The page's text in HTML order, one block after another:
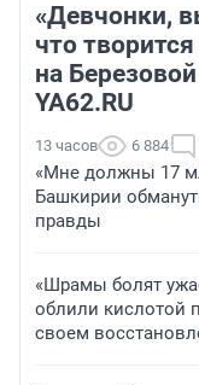
«Девчонки,
что
на
YA62.RU
13 часов 6 884
«Мне должны 17
Башкирии
правды
«Шрамы болят
облили кислотой
своем